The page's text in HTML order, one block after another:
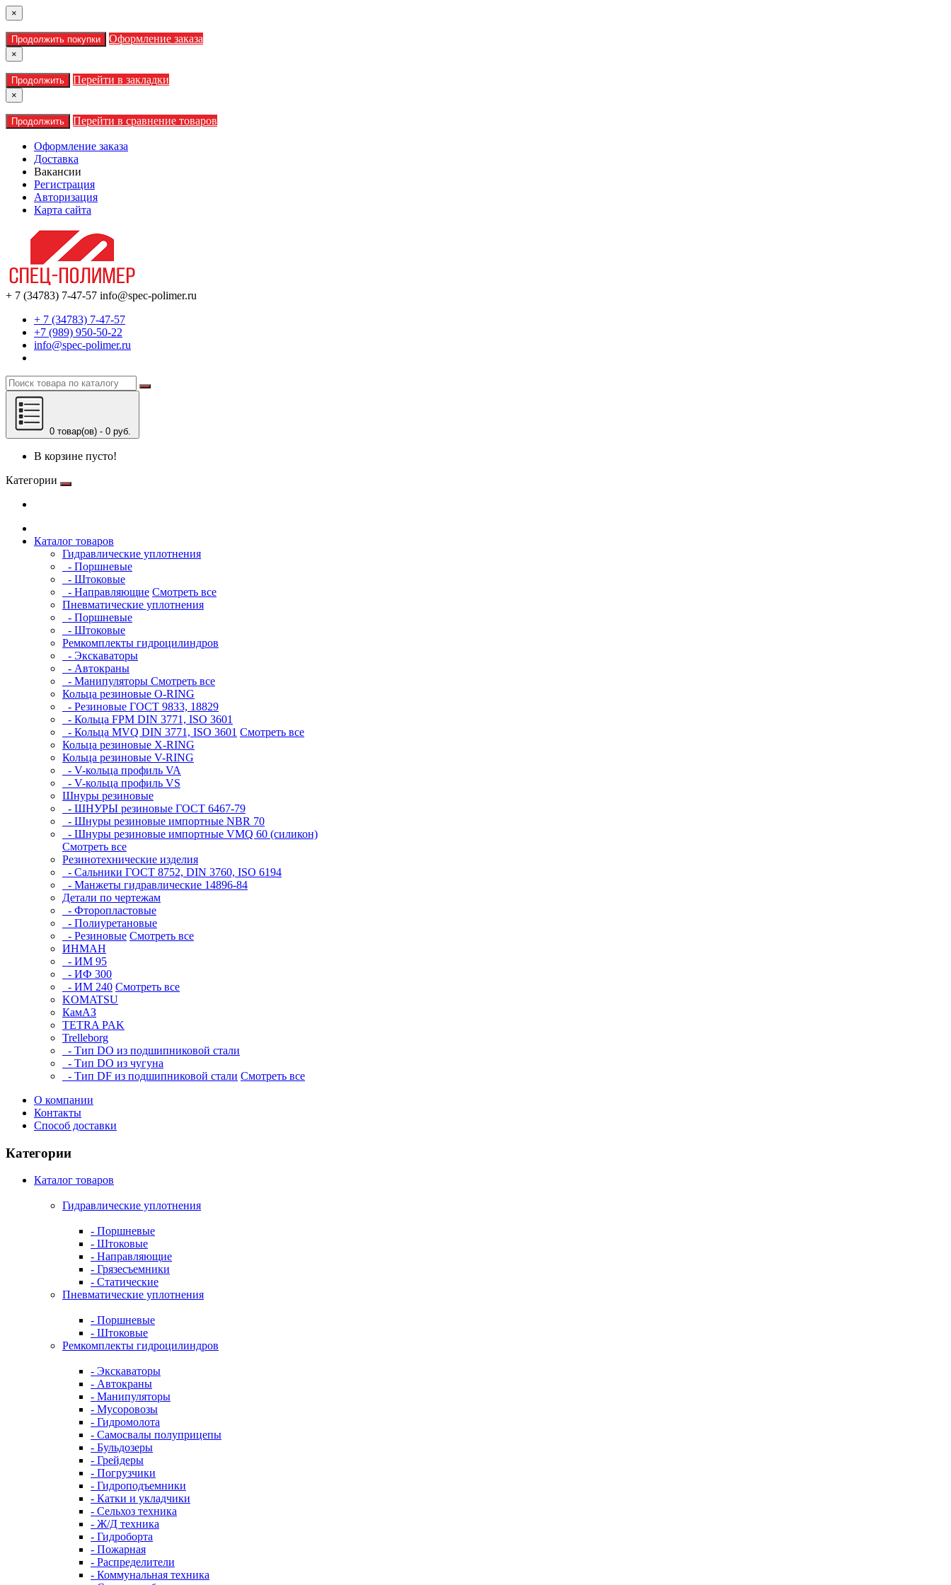
×
Продолжить покупки Оформление заказа
×
Продолжить Перейти в закладки
×
Продолжить Перейти в сравнение товаров
Оформление заказа
Доставка
Вакансии
Регистрация
Авторизация
Карта сайта
+ 7 (34783) 7-47-57 info@spec-polimer.ru
+ 7 (34783) 7-47-57
+7 (989) 950-50-22
info@spec-polimer.ru
0 товар(ов) - 0 руб.
В корзине пусто!
Категории
Каталог товаров
Гидравлические уплотнения
- Поршневые
- Штоковые
- Направляющие Смотреть все
Пневматические уплотнения
- Поршневые
- Штоковые
Ремкомплекты гидроцилиндров
- Экскаваторы
- Автокраны
- Манипуляторы Смотреть все
Кольца резиновые O-RING
- Резиновые ГОСТ 9833, 18829
- Кольца FPM DIN 3771, ISO 3601
- Кольца MVQ DIN 3771, ISO 3601 Смотреть все
Кольца резиновые Х-RING
Кольца резиновые V-RING
- V-кольца профиль VA
- V-кольца профиль VS
Шнуры резиновые
- ШНУРЫ резиновые ГОСТ 6467-79
- Шнуры резиновые импортные NBR 70
- Шнуры резиновые импортные VMQ 60 (силикон)
Смотреть все
Резинотехнические изделия
- Сальники ГОСТ 8752, DIN 3760, ISO 6194
- Манжеты гидравлические 14896-84
Детали по чертежам
- Фторопластовые
- Полиуретановые
- Резиновые Смотреть все
ИНМАН
- ИМ 95
- ИФ 300
- ИМ 240 Смотреть все
KOMATSU
КамАЗ
TETRA PAK
Trelleborg
- Тип DO из подшипниковой стали
- Тип DO из чугуна
- Тип DF из подшипниковой стали Смотреть все
О компании
Контакты
Способ доставки
Категории
Каталог товаров
Гидравлические уплотнения
- Поршневые
- Штоковые
- Направляющие
- Грязесъемники
- Cтатические
Пневматические уплотнения
- Поршневые
- Штоковые
Ремкомплекты гидроцилиндров
- Экскаваторы
- Автокраны
- Манипуляторы
- Мусоровозы
- Гидромолота
- Самосвалы полуприцепы
- Бульдозеры
- Грейдеры
- Погрузчики
- Гидроподъемники
- Катки и укладчики
- Сельхоз техника
- Ж/Д техника
- Гидроборта
- Пожарная
- Распределители
- Коммунальная техника